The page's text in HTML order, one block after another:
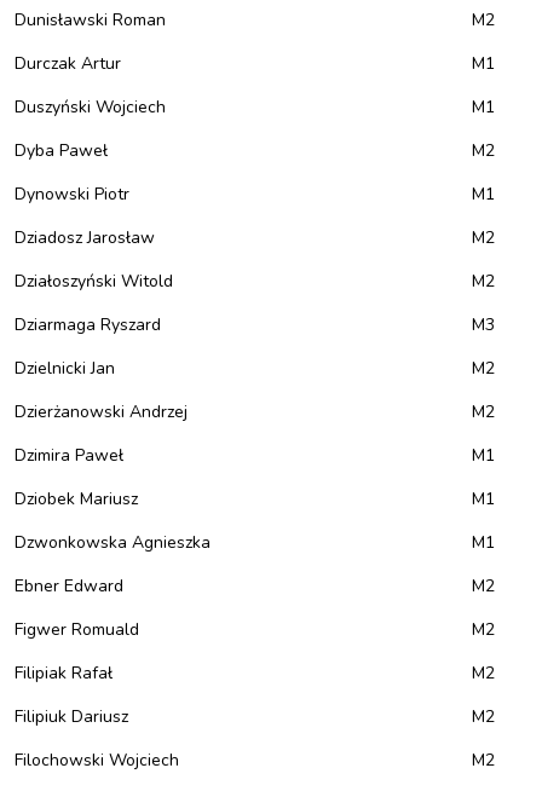
Dunisławski Roman
M2
Durczak Artur
M1
Duszyński Wojciech
M1
Dyba Paweł
M2
Dynowski Piotr
M1
Dziadosz Jarosław
M2
Działoszyński Witold
M2
Dziarmaga Ryszard
M3
Dzielnicki Jan
M2
Dzierżanowski Andrzej
M2
Dzimira Paweł
M1
Dziobek Mariusz
M1
Dzwonkowska Agnieszka
M1
Ebner Edward
M2
Figwer Romuald
M2
Filipiak Rafał
M2
Filipiuk Dariusz
M2
Filochowski Wojciech
M2